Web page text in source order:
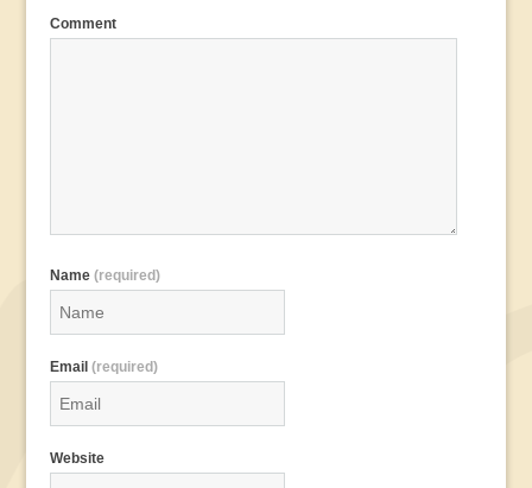
Comment
Name(required)
Email(required)
Website